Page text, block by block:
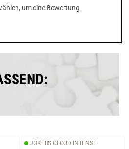
um eine Bewertung
JOKERS CLOUD INTENSE